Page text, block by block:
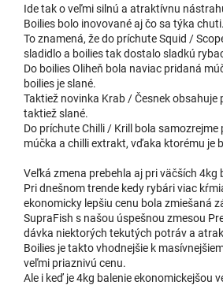
Ide tak o veľmi silnú a atraktívnu
Boilies bolo inovované aj čo sa týka chuti.
To znamená, že do príchute Squid /
sladidlo a boilies tak dostalo sladkú
Do boilies Oliheň bola naviac pridaná
boilies je slané.
Taktiež novinka Krab / Česnek obsahuje
taktiež slané.
Do príchute Chilli / Krill bola samozrejme
múčka a chilli extrakt, vďaka ktorému je
Veľká zmena prebehla aj pri väčších 4kg
Pri dnešnom trende kedy rybári viac
ekonomicky lepšiu cenu bola zmiešaná
SupraFish s našou úspešnou zmesou
dávka niektorých tekutých potráv a
Boilies je takto vhodnejšie k
veľmi priaznivú cenu.
Ale i keď je 4kg balenie ekonomickejšou